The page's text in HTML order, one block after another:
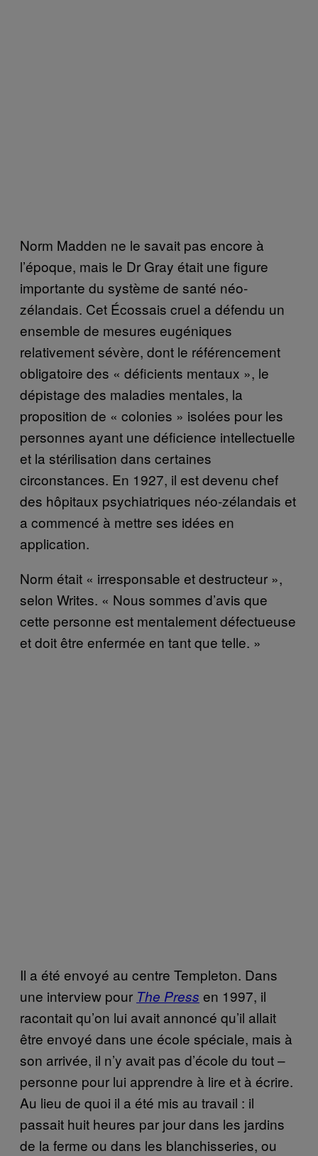
Norm Madden ne le savait pas encore à
l’époque, mais le Dr Gray était une figure
importante du système de santé néo-
zélandais. Cet Écossais cruel a défendu un
ensemble de mesures eugéniques
relativement sévère, dont le référencement
obligatoire des « déficients mentaux », le
dépistage des maladies mentales, la
proposition de « colonies » isolées pour les
personnes ayant une déficience intellectuelle
et la stérilisation dans certaines
circonstances. En 1927, il est devenu chef
des hôpitaux psychiatriques néo-zélandais et
a commencé à mettre ses idées en
application.
Norm était « irresponsable et destructeur »,
selon Writes. « Nous sommes d’avis que
cette personne est mentalement défectueuse
et doit être enfermée en tant que telle. »
Il a été envoyé au centre Templeton. Dans
une interview pour The Press en 1997, il
racontait qu’on lui avait annoncé qu’il allait
être envoyé dans une école spéciale, mais à
son arrivée, il n’y avait pas d’école du tout –
personne pour lui apprendre à lire et à écrire.
Au lieu de quoi il a été mis au travail : il
passait huit heures par jour dans les jardins
de la ferme ou dans les blanchisseries, ou